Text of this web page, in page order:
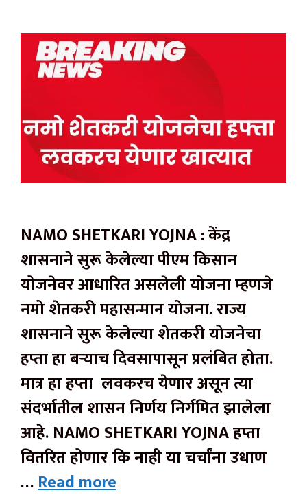
NAMO SHETKARI YOJNA : केंद्र
शासनाने सुरू केलेल्या पीएम किसान
योजनेवर आधारित असलेली योजना म्हणजे
नमो शेतकरी महासन्मान योजना. राज्य
शासनाने सुरू केलेल्या शेतकरी योजनेचा
हप्ता हा बऱ्याच दिवसापासून प्रलंबित होता.
मात्र हा हप्ता लवकरच येणार असून त्या
संदर्भातील शासन निर्णय निर्गमित झालेला
आहे. NAMO SHETKARI YOJNA हप्ता
वितरित होणार कि नाही या चर्चांना उधाण
…Read more